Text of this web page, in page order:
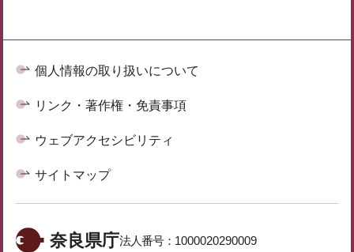
個人情報の取り扱いについて
リンク・著作権・免責事項
ウェブアクセシビリティ
サイトマップ
奈良県庁法人番号： 1000020290009